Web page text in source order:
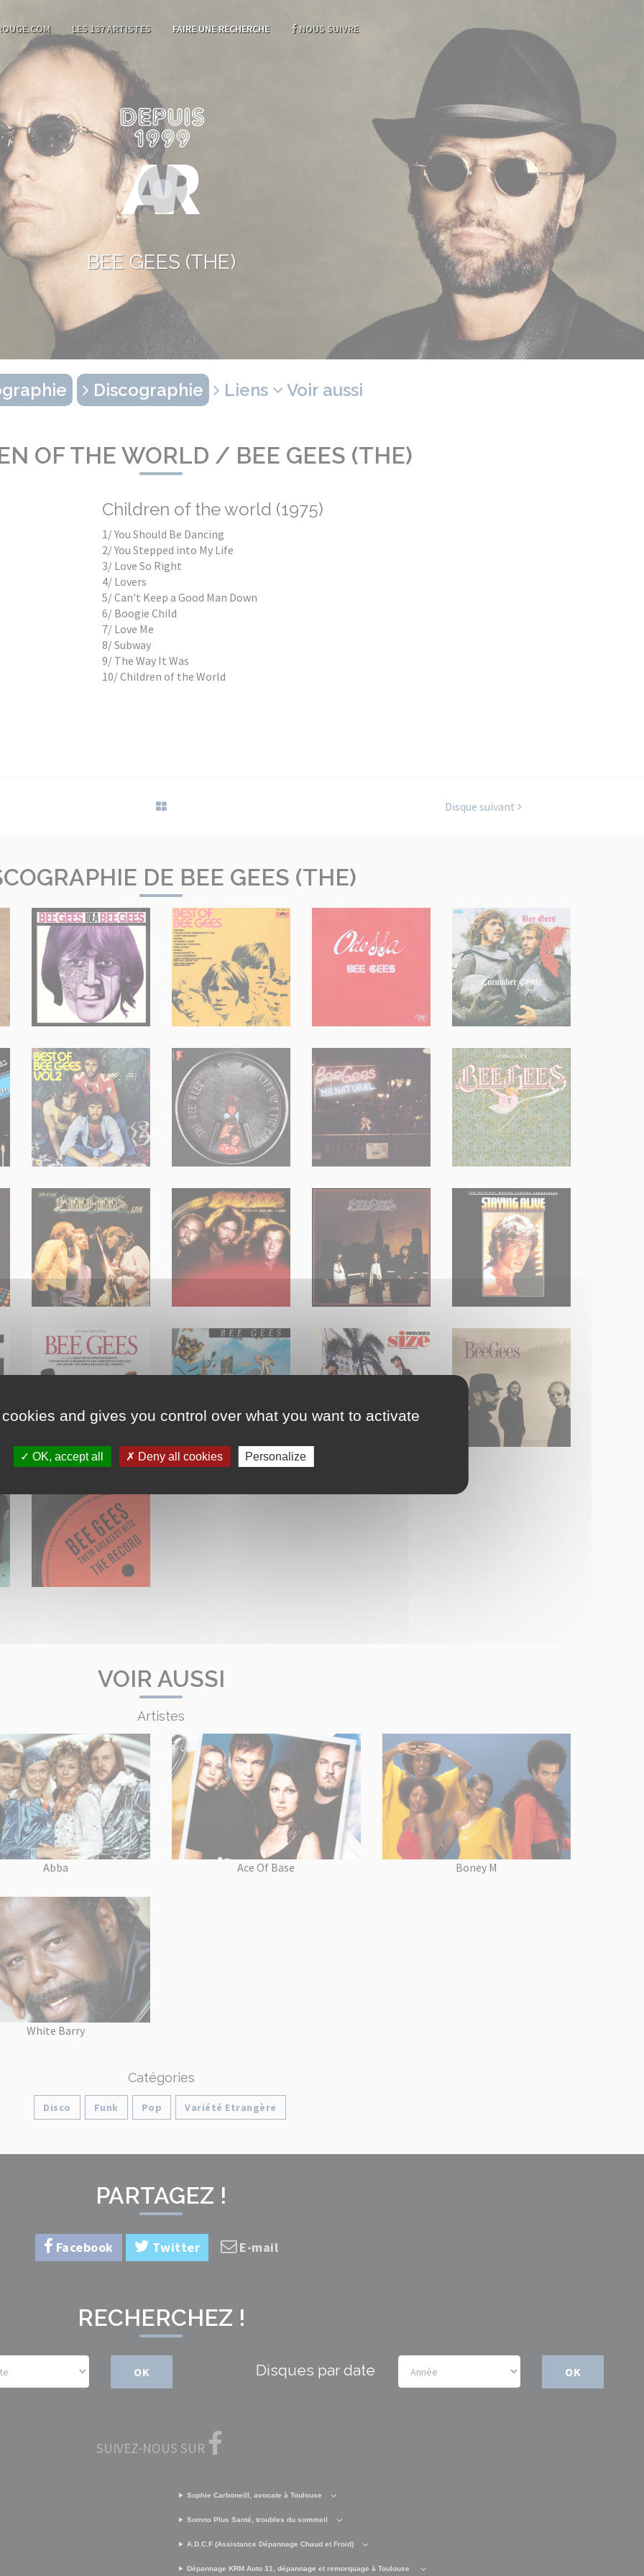
LES 137 ARTISTES FAIRE UNE RECHERCHE NOUS SUIVRE
BEE GEES (THE)
Discographie Liens Voir aussi
OF THE WORLD / BEE GEES (THE)
Children of the world (1975)
1/ You Should Be Dancing
2/ You Stepped into My Life
3/ Love So Right
4/ Lovers
5/ Can't Keep a Good Man Down
6/ Boogie Child
7/ Love Me
8/ Subway
9/ The Way It Was
10/ Children of the World
Disque suivant
DE BEE GEES (THE)
VOIR AUSSI
Artistes
Abba Ace Of Base Boney M
White Barry
Catégories
Disco Funk Pop Variété Etrangère
PARTAGEZ !
Facebook Twitter E-mail
RECHERCHEZ !
OK Disques par date OK
SUIVEZ-NOUS SUR
Sophie Carboneill, avocate à Toulouse
Somno Plus Santé, troubles du sommeil
A.D.C.F (Assistance Dépannage Chaud et Froid)
Dépannage KRM Auto 31, dépannage et remorquage à Toulouse
and gives you control over what you want to activate
OK, accept all Deny all cookies Personalize